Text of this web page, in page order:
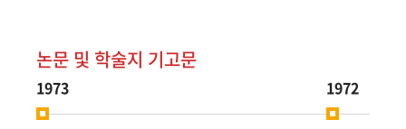
논문 및 학술지 기고문
1973 1972